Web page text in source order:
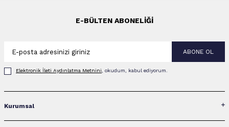
E-BÜLTEN ABONELIĞI
ABONE OL
Elektronik İleti Aydınlatma Metni‌ni, okudum, kabul ediyorum.
Kurumsal